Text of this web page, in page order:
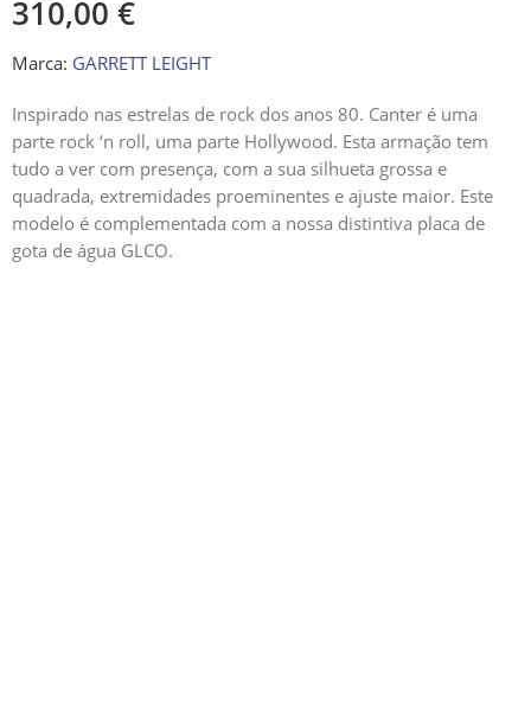
310,00 €
Marca: GARRETT LEIGHT
Inspirado nas estrelas de rock dos anos 80. Canter é uma
parte rock ‘n roll, uma parte Hollywood. Esta armação tem
tudo a ver com presença, com a sua silhueta grossa e
quadrada, extremidades proeminentes e ajuste maior. Este
modelo é complementada com a nossa distintiva placa de
gota de água GLCO.